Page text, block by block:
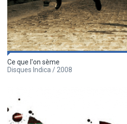
Ce que l'on sème
Disques Indica / 2008